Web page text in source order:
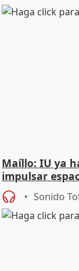
Maíllo: IU ya
impulsar
Sonido